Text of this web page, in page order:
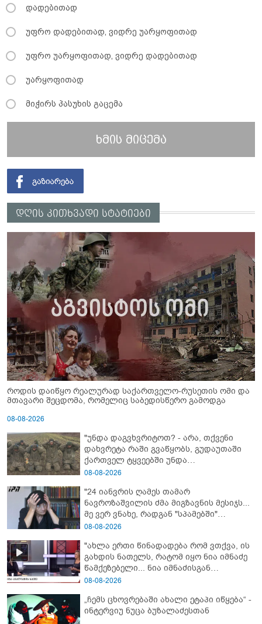
დადებითად
უფრო დადებითად, ვიდრე უარყოფითად
უფრო უარყოფითად, ვიდრე დადებითად
უარყოფითად
მიჭირს პასუხის გაცემა
ხმის მიცემა
დღის კითხვადი სტატიები
როდის დაიწყო რეალურად საქართველო-რუსეთის ომი და
მთავარი შეცდომა, რომელიც საბედისწერო გამოდგა
08-08-2026
"უნდა დაგვხვრიტოთ? - არა, თქვენი
დახვრეტა რაში გვაწყობს, გუდაუთაში
ქართველ ტყვეებში უნდა
გადაგცვალოთ..."
08-08-2026
"24 იანვრის ღამეს თამარ
ნავროზაშვილის ძმა მიგზავნის მესიჯს...
მე ვერ ვნახე, რადგან "სპამებში"
ჩავარდა": რა მისწერა ნია იმნაძის ბიძამ
"სქრინს" აქვეყნებს
08-08-2026
"ახლა ერთი წინადადება რომ ვთქვა, ის
გახდის ნათელს, რატომ იყო ნია იმნაძე
წამქეზებელი... ნია იმნაძისგან
გამოსული ინფორმაციაა ეს" - რას
08-08-2026
„ჩემს ცხოვრებაში ახალი ეტაპი იწყება“ -
ინტერვიუ ნუცა ბუზალაძესთან